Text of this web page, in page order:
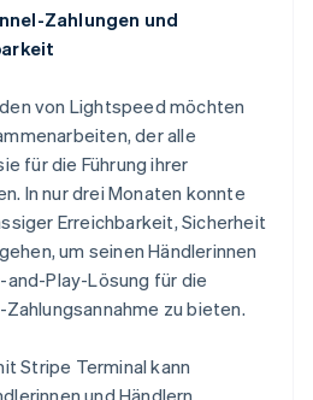
Zahlungen und
von Lightspeed möchten
der alle
für die Führung ihrer
In nur drei Monaten konnte
Erreichbarkeit, Sicherheit
um seinen Händlerinnen
and-Play-Lösung für die
zu bieten.
Stripe Terminal kann
und Händlern